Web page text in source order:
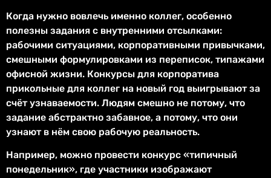
Когда нужно вовлечь именно коллег, особенно
полезны задания с внутренними отсылками:
рабочими ситуациями, корпоративными привычками,
смешными формулировками из переписок, типажами
офисной жизни. Конкурсы для корпоратива
прикольные для коллег на новый год выигрывают за
счёт узнаваемости. Людям смешно не потому, что
задание абстрактно забавное, а потому, что они
узнают в нём свою рабочую реальность.
Например, можно провести конкурс «типичный
понедельник», где участники изображают